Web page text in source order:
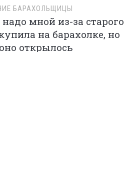
БАРАХОЛЬЩИЦЫ
мной из-за старого
на барахолке, но
открылось